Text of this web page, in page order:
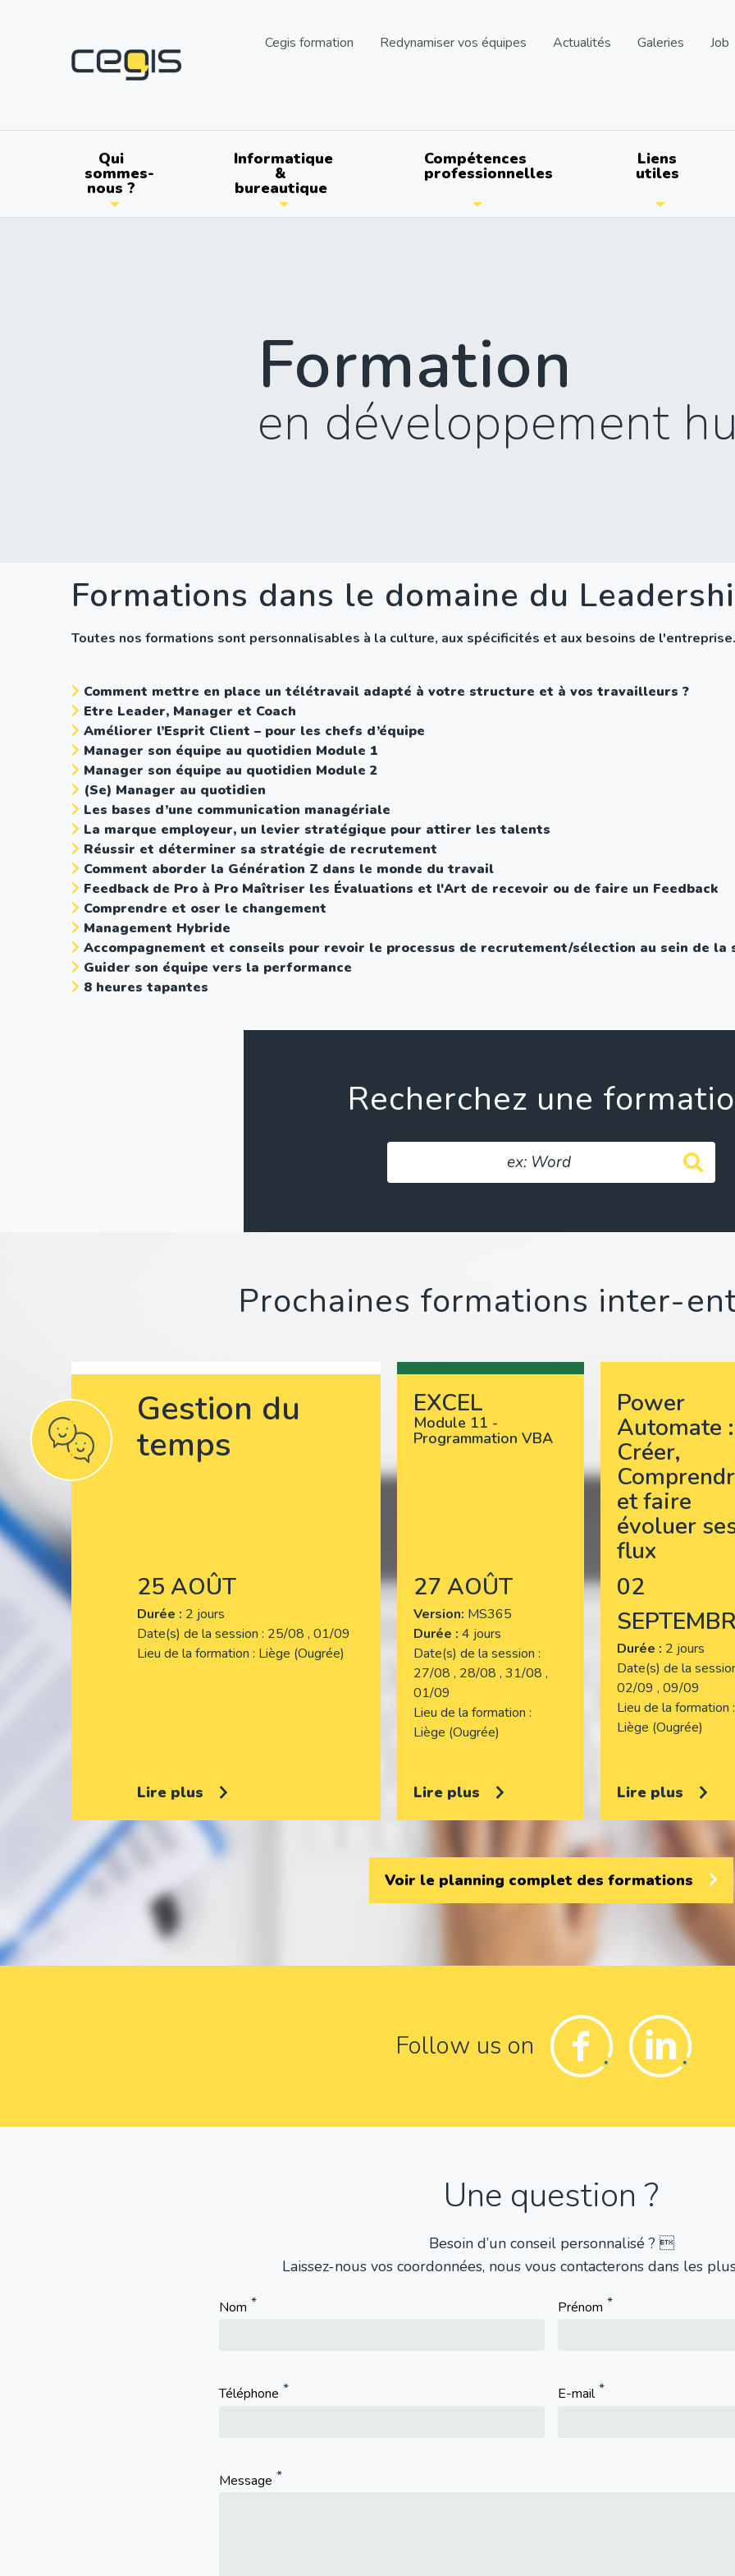
utils
Cegis formation Redynamiser vos équipes Actualités Galeries Job
Main
navigation
Qui
sommes-
nous ?
Informatique
&
bureautique
Compétences
professionnelles
Liens
utiles
Formation
en développement
Formations dans le domaine du
Toutes nos formations sont personnalisables à la culture, aux spécificités et aux besoins de l'entreprise.
Comment mettre en place un télétravail adapté à votre structure et à vos travailleurs ?
Etre Leader, Manager et Coach
Améliorer l’Esprit Client – pour les chefs d’équipe
Manager son équipe au quotidien Module 1
Manager son équipe au quotidien Module 2
(Se) Manager au quotidien
Les bases d’une communication managériale
La marque employeur, un levier stratégique pour attirer les talents
Réussir et déterminer sa stratégie de recrutement
Comment aborder la Génération Z dans le monde du travail
Feedback de Pro à Pro Maîtriser les Évaluations et l'Art de recevoir ou de faire un Feedback
Comprendre et oser le changement
Management Hybride
Accompagnement et conseils pour revoir le processus de recrutement/sélection au sein de la
Guider son équipe vers la performance
8 heures tapantes
Recherchez une
Prochaines formations inter-
Gestion du
temps
25 AOÛT
Durée : 2 jours
Date(s) de la session 25/08 , 01/09
Lieu de la formation Liège (Ougrée)
Lire plus
EXCEL
Module 11 -
Programmation VBA
27 AOÛT
Version MS365
Durée : 4 jours
Date(s) de la session
27/08 , 28/08 , 31/08 ,
01/09
Lieu de la formation
Liège (Ougrée)
Lire plus
Power
Automate :
Créer,
et faire
évoluer
flux
02
Durée : 2 jours
Date(s) de la
02/09 , 09/09
Lieu de la formation
Liège (Ougrée)
Lire plus
Voir le planning complet des formations
Follow us on
Facebook Linkedin
Une question ?
Besoin d’un conseil personnalisé ? 
Laissez-nous vos coordonnées, nous vous contacterons dans les
Nom Prénom
Téléphone E-mail
Message